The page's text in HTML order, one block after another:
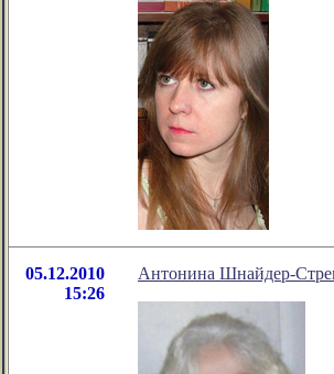
05.12.2010
15:26
Антонина Шнайдер-